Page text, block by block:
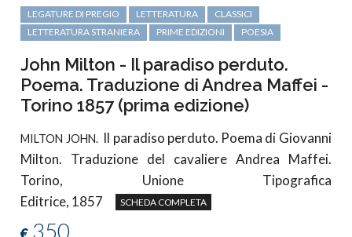
LEGATURE DI PREGIO LETTERATURA
CLASSICI
LETTERATURA STRANIERA
PRIME EDIZIONI POESIA
John Milton - Il paradiso perduto.
Poema. Traduzione di Andrea Maffei -
Torino 1857 (prima edizione)
MILTON JOHN. Il paradiso perduto. Poema di Giovanni
Milton. Traduzione del cavaliere Andrea Maffei.
Torino, Unione Tipografica
Editrice, 1857
SCHEDA COMPLETA
350